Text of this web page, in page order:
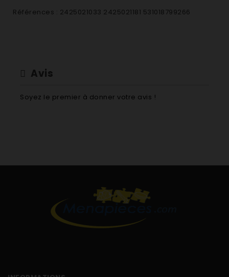
Références : 2425021033 2425021181 531018799266
Avis
Soyez le premier à donner votre avis !